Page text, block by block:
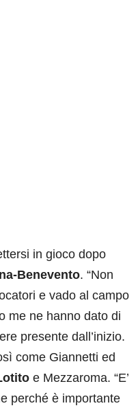
in gioco dopo
Benevento. “Non
e vado al campo
me ne hanno dato di
presente dall’inizio.
come Giannetti ed
e Mezzaroma. “E’
perché è importante